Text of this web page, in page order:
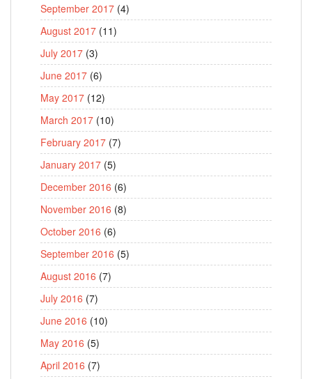
September 2017 (4)
August 2017 (11)
July 2017 (3)
June 2017 (6)
May 2017 (12)
March 2017 (10)
February 2017 (7)
January 2017 (5)
December 2016 (6)
November 2016 (8)
October 2016 (6)
September 2016 (5)
August 2016 (7)
July 2016 (7)
June 2016 (10)
May 2016 (5)
April 2016 (7)